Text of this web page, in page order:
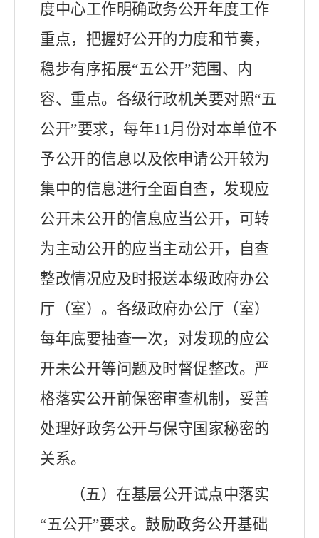
度中心工作明确政务公开年度工作
重点，把握好公开的力度和节奏，
稳步有序拓展“五公开”范围、内
容、重点。 各级行政机关要对照“五
公开”要求，每年11月份对本单位不
予公开的信息以及依申请公开较为
集中的信息进行全面自查，发现应
公开未公开的信息应当公开，可转
为主动公开的应当主动公开，自查
整改情况应及时报送本级政府办公
厅（室）。各级政府办公厅（室）
每年底要抽查一次，对发现的应公
开未公开等问题及时督促整改。严
格落实公开前保密审查机制，妥善
处理好政务公开与保守国家秘密的
关系。
（五）在基层公开试点中落实
“五公开”要求。 鼓励政务公开基础